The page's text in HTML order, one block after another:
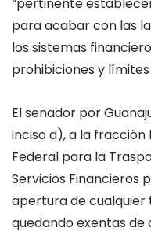
“pertinente
para acabar con las
los sistemas
prohibiciones y
El senador por
inciso d), a la fracción
Federal para la
Servicios Financieros
apertura de cualquier
quedando exentas